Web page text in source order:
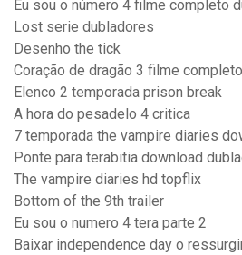
Eu sou o número 4 filme completo
Lost serie dubladores
Desenho the tick
Coração de dragão 3 filme
Elenco 2 temporada prison break
A hora do pesadelo 4 critica
7 temporada the vampire diaries
Ponte para terabitia download
The vampire diaries hd topflix
Bottom of the 9th trailer
Eu sou o numero 4 tera parte 2
Baixar independence day o